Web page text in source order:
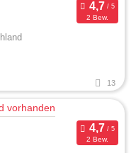
2 Bew.
13
2 Bew.